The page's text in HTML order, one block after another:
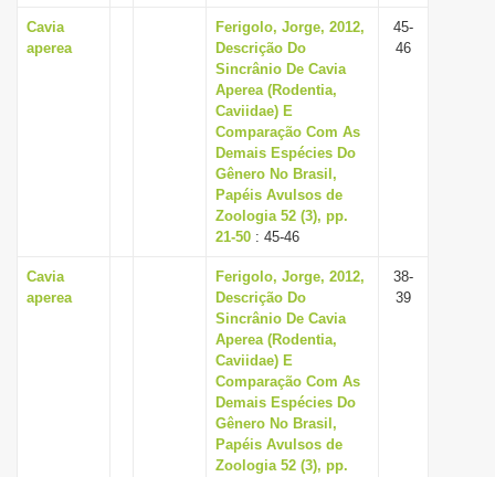
Cavia
aperea
Ferigolo, Jorge, 2012,
Descrição Do
Sincrânio De Cavia
Aperea (Rodentia,
Caviidae) E
Comparação Com As
Demais Espécies Do
Gênero No Brasil,
Papéis Avulsos de
Zoologia 52 (3), pp.
21-50 : 45-46
45-
46
Cavia
aperea
Ferigolo, Jorge, 2012,
Descrição Do
Sincrânio De Cavia
Aperea (Rodentia,
Caviidae) E
Comparação Com As
Demais Espécies Do
Gênero No Brasil,
Papéis Avulsos de
Zoologia 52 (3), pp.
38-
39